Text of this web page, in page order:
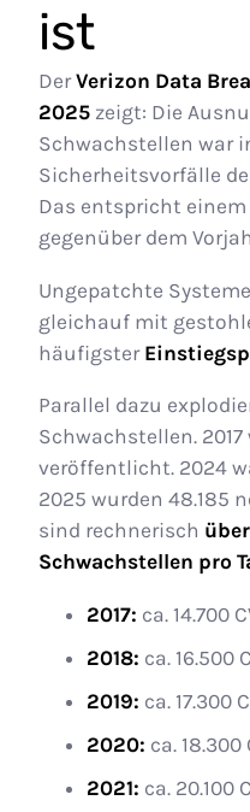
ist
DerVerizon Data
2025 zeigt: Die
Schwachstellen war
Sicherheitsvorfälle
Das entspricht einem
gegenüber dem
Ungepatchte
gleichauf mit
häufigster
Parallel dazu
Schwachstellen. 2017
veröffentlicht. 2024
2025 wurden 48.185
sind rechnerisch
Schwachstellen pro
2017: ca. 14.700
2018: ca. 16.500
2019: ca. 17.300
2020: ca. 18.300
2021: ca. 20.100